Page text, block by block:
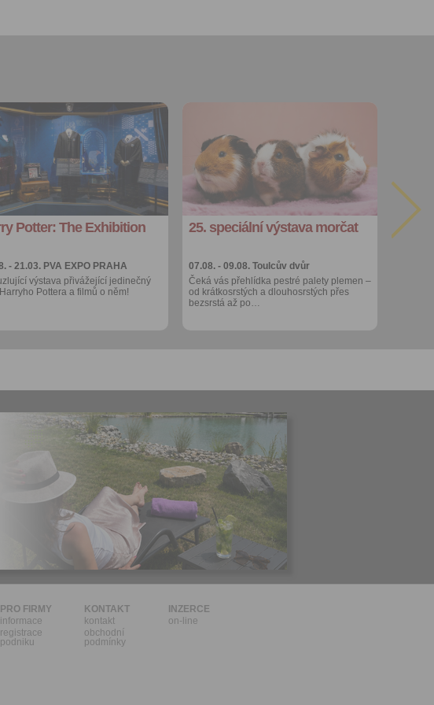
Potter: The Exhibition
- 21.03. PVA EXPO PRAHA
výstava přivážející jedinečný
Pottera a filmů o něm!
Přidat do
oblíbených
Sdílet:
Facebook
export do
kalendáře
výhod pro
25. speciální výstava morčat
07.08. - 09.08. Toulcův dvůr
Čeká vás přehlídka pestré palety plemen –
od krátkosrstých a dlouhosrstých přes
bezsrstá až po…
Sdílet:
Facebook
export do
kalendáře
Více výhod pro
PRO FIRMY
informace
registrace
podniku
KONTAKT
kontakt
obchodní
podmínky
INZERCE
on-line
Všeobecné a
a souhlasíte s